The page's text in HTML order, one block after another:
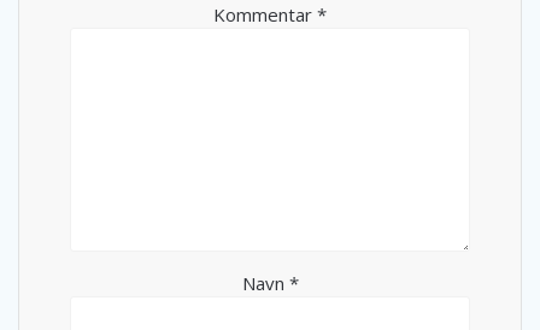
Kommentar *
Navn *